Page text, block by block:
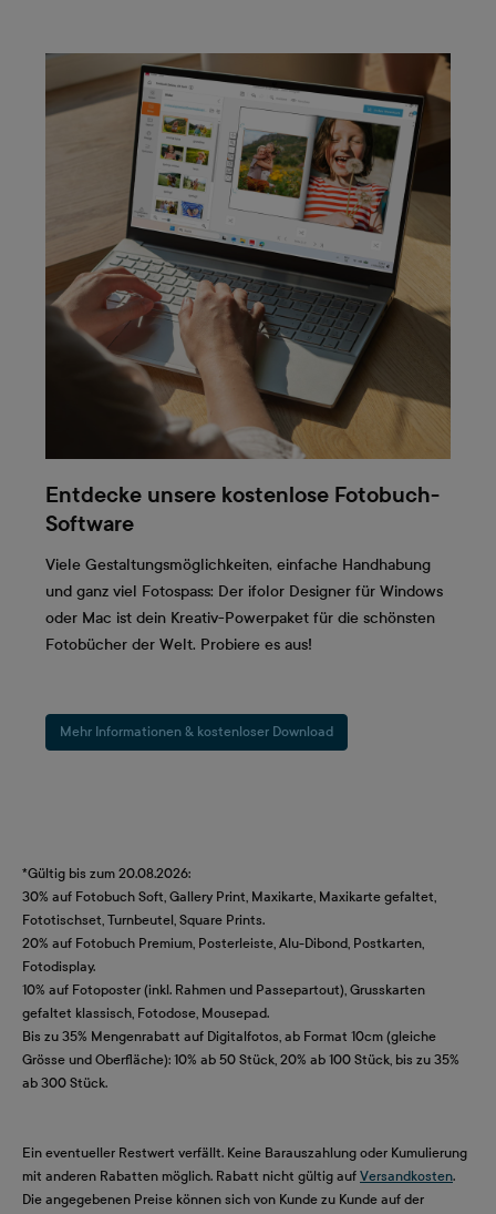
Entdecke unsere kostenlose Fotobuch-
Software
Viele Gestaltungsmöglichkeiten, einfache Handhabung
und ganz viel Fotospass: Der ifolor Designer für Windows
oder Mac ist dein Kreativ-Powerpaket für die schönsten
Fotobücher der Welt. Probiere es aus!
Mehr Informationen & kostenloser Download
*Gültig bis zum 20.08.2026:
30% auf Fotobuch Soft, Gallery Print, Maxikarte, Maxikarte gefaltet,
Fototischset, Turnbeutel, Square Prints.
20% auf Fotobuch Premium, Posterleiste, Alu-Dibond, Postkarten,
Fotodisplay.
10% auf Fotoposter (inkl. Rahmen und Passepartout), Grusskarten
gefaltet klassisch, Fotodose, Mousepad.
Bis zu 35% Mengenrabatt auf Digitalfotos, ab Format 10cm (gleiche
Grösse und Oberfläche): 10% ab 50 Stück, 20% ab 100 Stück, bis zu 35%
ab 300 Stück.
Ein eventueller Restwert verfällt. Keine Barauszahlung oder Kumulierung
mit anderen Rabatten möglich. Rabatt nicht gültig auf Versandkosten.
Die angegebenen Preise können sich von Kunde zu Kunde auf der